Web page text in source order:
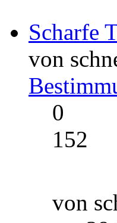
Scharfe
von
0
152
von